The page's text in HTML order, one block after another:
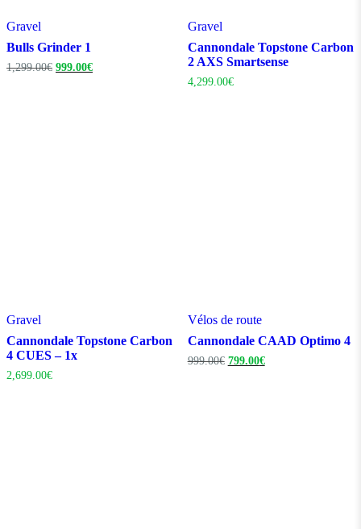
Gravel
Bulls Grinder 1
1,299.00€ Le
999.00€Le
Gravel
Cannondale Topstone Carbon
2 AXS Smartsense
4,299.00€
Gravel
Cannondale Topstone Carbon
4 CUES – 1x
2,699.00€
Vélos de route
Cannondale CAAD Optimo 4
999.00€ Le
799.00€Le